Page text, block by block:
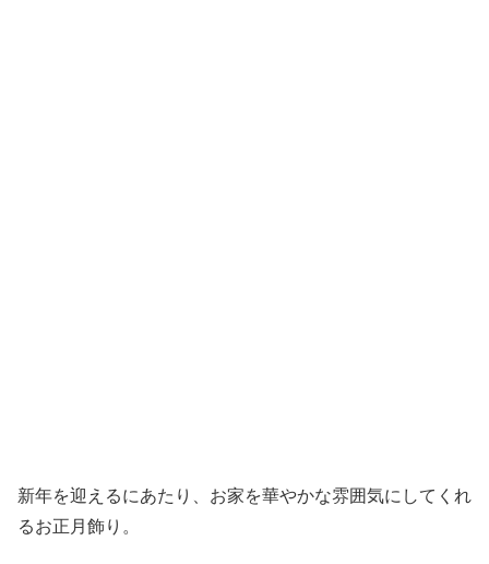
新年を迎えるにあたり、お家を華やかな雰囲気にしてくれ
るお正月飾り。